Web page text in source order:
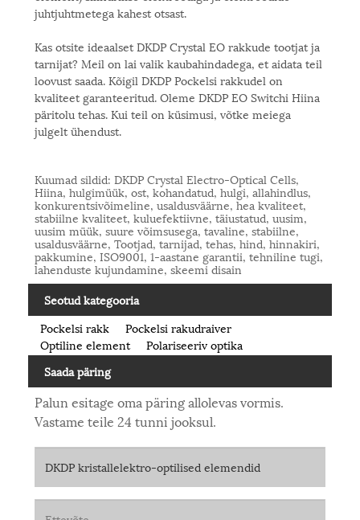
juhtjuhtmetega kahest otsast.
Kas otsite ideaalset DKDP Crystal EO rakkude tootjat ja
tarnijat? Meil on lai valik kaubahindadega, et aidata teil
loovust saada. Kõigil DKDP Pockelsi rakkudel on
kvaliteet garanteeritud. Oleme DKDP EO Switchi Hiina
päritolu tehas. Kui teil on küsimusi, võtke meiega
julgelt ühendust.
Kuumad sildid: DKDP Crystal Electro-Optical Cells,
Hiina, hulgimüük, ost, kohandatud, hulgi, allahindlus,
konkurentsivõimeline, usaldusväärne, hea kvaliteet,
stabiilne kvaliteet, kuluefektiivne, täiustatud, uusim,
uusim müük, suure võimsusega, tavaline, stabiilne,
usaldusväärne, Tootjad, tarnijad, tehas, hind, hinnakiri,
pakkumine, ISO9001, 1-aastane garantii, tehniline tugi,
lahenduste kujundamine, skeemi disain
Seotud kategooria
Pockelsi rakk
Pockelsi rakudraiver
Optiline element
Polariseeriv optika
Saada päring
Palun esitage oma päring allolevas vormis.
Vastame teile 24 tunni jooksul.